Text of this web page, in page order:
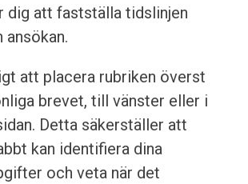
dig att fastställa tidslinjen
ansökan.
att placera rubriken överst
brevet, till vänster eller i
Detta säkerställer att
kan identifiera dina
och veta när det